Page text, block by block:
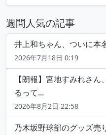
週間人気の記事
井上和ちゃん、ついに本
2026年7月18日 0:19
【朗報】宮地すみれさ
るって...
2026年8月2日 22:58
乃木坂野球部のグッズ売